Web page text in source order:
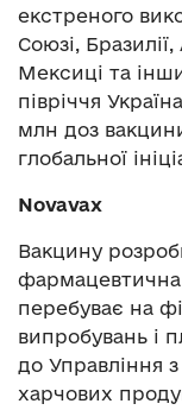
екстреного
Союзі,
Мексиці та
півріччя
млн доз
глобальної
Novavax
Вакцину
фармацевтична
перебуває на
випробувань і
до Управління
харчових